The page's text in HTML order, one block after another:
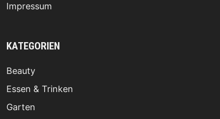
Impressum
KATEGORIEN
Beauty
Essen & Trinken
Garten